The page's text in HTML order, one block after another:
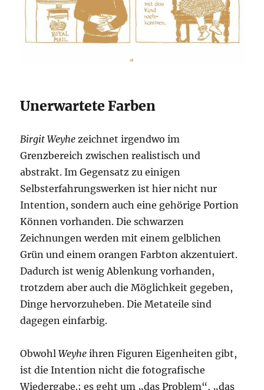
Unerwartete Farben
Birgit Weyhe zeichnet irgendwo im
Grenzbereich zwischen realistisch und
abstrakt. Im Gegensatz zu einigen
Selbsterfahrungswerken ist hier nicht nur
Intention, sondern auch eine gehörige Portion
Können vorhanden. Die schwarzen
Zeichnungen werden mit einem gelblichen
Grün und einem orangen Farbton akzentuiert.
Dadurch ist wenig Ablenkung vorhanden,
trotzdem aber auch die Möglichkeit gegeben,
Dinge hervorzuheben. Die Metateile sind
dagegen einfarbig.
ObwohlWeyhe ihren Figuren Eigenheiten gibt,
ist die Intention nicht die fotografische
Wiedergabe.; es geht um „das Problem“, „das